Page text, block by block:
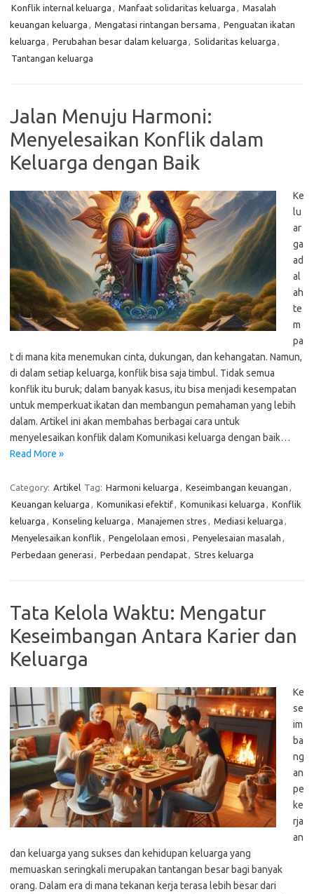
Konflik internal keluarga , Manfaat solidaritas keluarga , Masalah
keuangan keluarga , Mengatasi rintangan bersama , Penguatan ikatan
keluarga , Perubahan besar dalam keluarga , Solidaritas keluarga ,
Tantangan keluarga
Jalan Menuju Harmoni:
Menyelesaikan Konflik dalam
Keluarga dengan Baik
Ke
lu
ar
ga
ad
al
ah
te
m
pa
t di mana kita menemukan cinta, dukungan, dan kehangatan. Namun,
di dalam setiap keluarga, konflik bisa saja timbul. Tidak semua
konflik itu buruk; dalam banyak kasus, itu bisa menjadi kesempatan
untuk memperkuat ikatan dan membangun pemahaman yang lebih
dalam. Artikel ini akan membahas berbagai cara untuk
menyelesaikan konflik dalam Komunikasi keluarga dengan baik…
Read More »
Category: Artikel Tag: Harmoni keluarga , Keseimbangan keuangan ,
Keuangan keluarga , Komunikasi efektif, Komunikasi keluarga , Konflik
keluarga , Konseling keluarga , Manajemen stres , Mediasi keluarga ,
Menyelesaikan konflik , Pengelolaan emosi , Penyelesaian masalah ,
Perbedaan generasi , Perbedaan pendapat, Stres keluarga
Tata Kelola Waktu: Mengatur
Keseimbangan Antara Karier dan
Keluarga
Ke
se
im
ba
ng
an
pe
ke
rja
an
dan keluarga yang sukses dan kehidupan keluarga yang
memuaskan seringkali merupakan tantangan besar bagi banyak
orang. Dalam era di mana tekanan kerja terasa lebih besar dari